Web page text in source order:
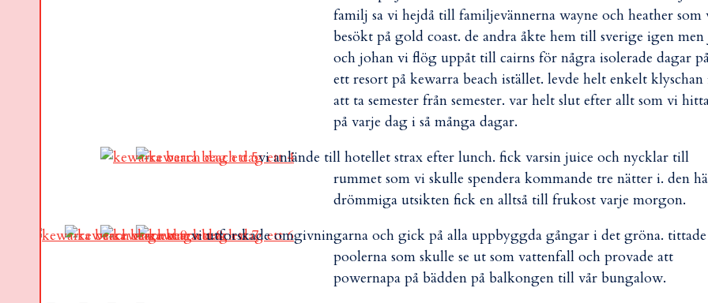
familj sa vi hejdå till familjevännerna wayne och heather som
besökt på gold coast. de andra åkte hem till sverige igen
och johan vi flög uppåt till cairns för några isolerade dagar
ett resort på kewarra beach istället. levde helt enkelt klyschan
att ta semester från semester. var helt slut efter allt som vi
på varje dag i så många dagar.
vi anlände till hotellet strax efter lunch. fick varsin juice och nycklar till
rummet som vi skulle spendera kommande tre nätter i. den
drömmiga utsikten fick en alltså till frukost varje morgon.
vi utforskade omgivningarna och gick på alla uppbyggda gångar i det gröna.
poolerna som skulle se ut som vattenfall och provade att
powernapa på bädden på balkongen till vår bungalow.